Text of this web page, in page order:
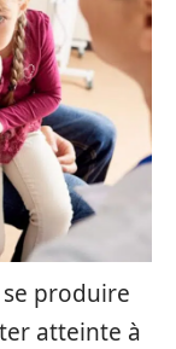
produire
atteinte à